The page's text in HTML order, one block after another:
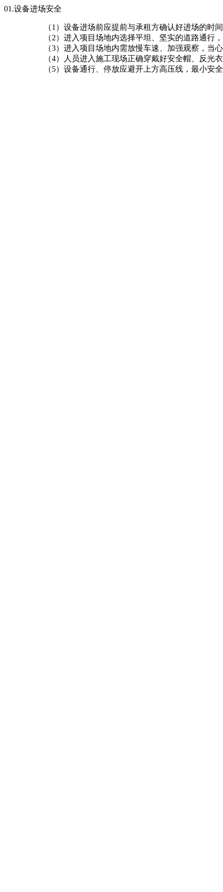
01.设备进场安全
（1）设备进场前应提前与承租方确认好进场的时
（2）进入项目场地内选择平坦、坚实的道路通行
（3）进入项目场地内需放慢车速、加强观察，当
（4）人员进入施工现场正确穿戴好安全帽、反光
（5）设备通行、停放应避开上方高压线，最小安